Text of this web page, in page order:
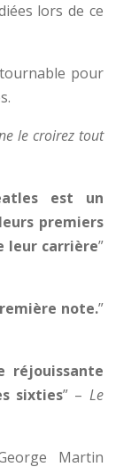
lors de ce
pour
le croirez tout
est un
premiers
leur carrière”
note.”
réjouissante
sixties” – Le
Martin